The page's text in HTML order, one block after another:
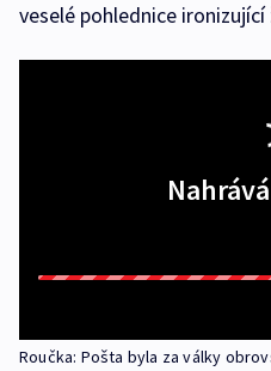
veselé pohlednice
Roučka: Pošta byla za války